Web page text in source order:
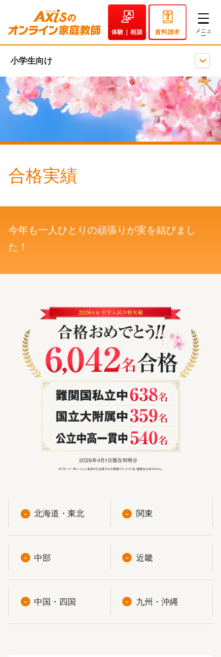
体験｜相談 資料請求
小学生向け
合格実績
小
学
け
今年も一人ひとりの頑張りが実を結びまし
た！
北海道・東北 関東
中部 近畿
中国・四国 九州・沖縄